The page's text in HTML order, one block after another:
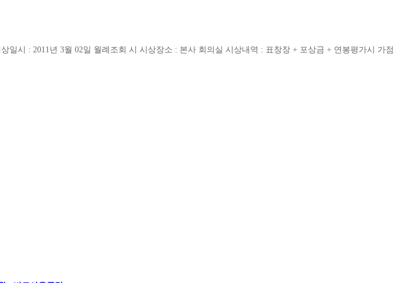
시 : 2011년 3월 02일 월례조회 시 시상장소 : 본사 회의실 시상내역 : 표창장 + 포상금 + 연봉평가시 가점